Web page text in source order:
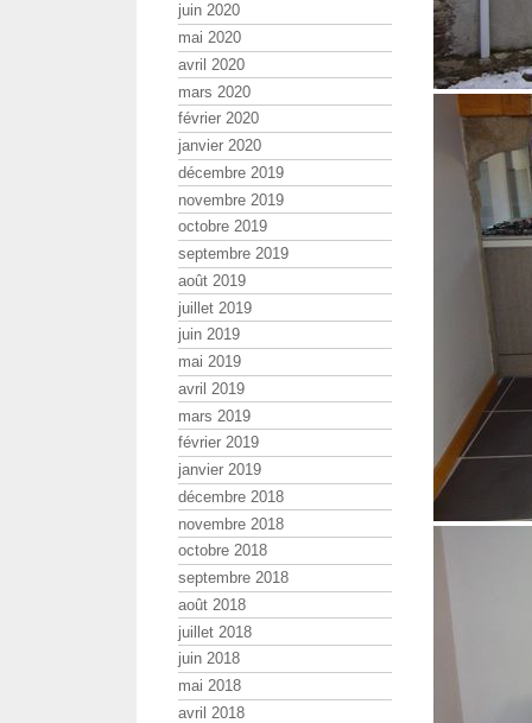
juin 2020
mai 2020
avril 2020
mars 2020
février 2020
janvier 2020
décembre 2019
novembre 2019
octobre 2019
septembre 2019
août 2019
juillet 2019
juin 2019
mai 2019
avril 2019
mars 2019
février 2019
janvier 2019
décembre 2018
novembre 2018
octobre 2018
septembre 2018
août 2018
juillet 2018
juin 2018
mai 2018
avril 2018